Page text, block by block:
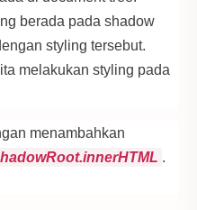
( divElement);
berada pada shadow
styling tersebut.
melakukan styling pada
menambahkan
.